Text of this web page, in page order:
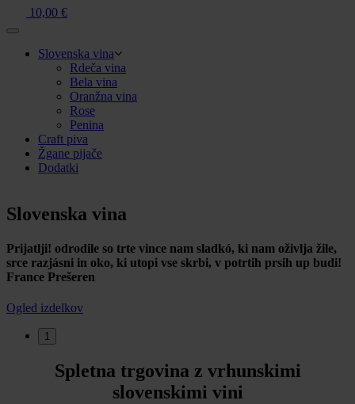
10,00 €
Slovenska vina
Rdeča vina
Bela vina
Oranžna vina
Rose
Penina
Craft piva
Žgane pijače
Dodatki
Slovenska vina
Prijatlji! odrodile so trte vince nam sladkó, ki nam oživlja žile,
srce razjásni in oko, ki utopi vse skrbi, v potrtih prsih up budi!
France Prešeren
Ogled izdelkov
1
Spletna trgovina z vrhunskimi
slovenskimi vini